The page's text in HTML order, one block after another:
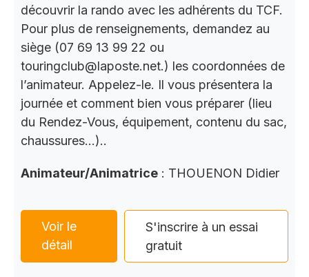
découvrir la rando avec les adhérents du TCF.
Pour plus de renseignements, demandez au
siège (07 69 13 99 22 ou
touringclub@laposte.net.) les coordonnées de
l’animateur. Appelez-le. Il vous présentera la
journée et comment bien vous préparer (lieu
du Rendez-Vous, équipement, contenu du sac,
chaussures…)..
Animateur/Animatrice : THOUENON Didier
Voir le
détail
S'inscrire à un essai
gratuit